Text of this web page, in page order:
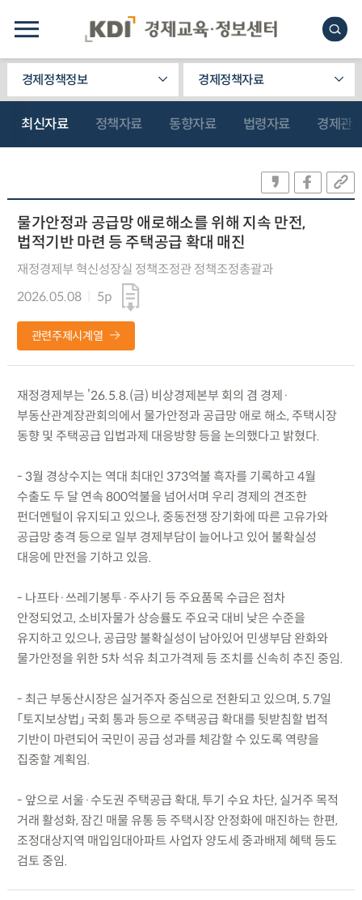
경제정책정보 경제정책자료
최신자료 정책자료 동향자료 법령자료 경제관
물가안정과 공급망 애로해소를 위해 지속 만전,
법적기반 마련 등 주택공급 확대 매진
재정경제부 혁신성장실 정책조정관 정책조정총괄과
2026.05.08
5p
관련주제시계열
재정경제부는 ’26.5.8.(금) 비상경제본부 회의 겸 경제·
부동산관계장관회의에서 물가안정과 공급망 애로 해소, 주택시장
동향 및 주택공급 입법과제 대응방향 등을 논의했다고 밝혔다.
- 3월 경상수지는 역대 최대인 373억불 흑자를 기록하고 4월
수출도 두 달 연속 800억불을 넘어서며 우리 경제의 견조한
펀더멘털이 유지되고 있으나, 중동전쟁 장기화에 따른 고유가와
공급망 충격 등으로 일부 경제부담이 늘어나고 있어 불확실성
대응에 만전을 기하고 있음.
- 나프타·쓰레기봉투·주사기 등 주요품목 수급은 점차
안정되었고, 소비자물가 상승률도 주요국 대비 낮은 수준을
유지하고 있으나, 공급망 불확실성이 남아있어 민생부담 완화와
물가안정을 위한 5차 석유 최고가격제 등 조치를 신속히 추진 중임.
- 최근 부동산시장은 실거주자 중심으로 전환되고 있으며, 5.7일
「토지보상법」 국회 통과 등으로 주택공급 확대를 뒷받침할 법적
기반이 마련되어 국민이 공급 성과를 체감할 수 있도록 역량을
집중할 계획임.
- 앞으로 서울·수도권 주택공급 확대, 투기 수요 차단, 실거주 목적
거래 활성화, 잠긴 매물 유통 등 주택시장 안정화에 매진하는 한편,
조정대상지역 매입임대아파트 사업자 양도세 중과배제 혜택 등도
검토 중임.